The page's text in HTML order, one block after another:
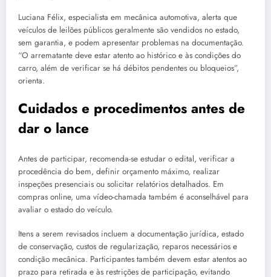
Luciana Félix, especialista em mecânica automotiva, alerta que
veículos de leilões públicos geralmente são vendidos no estado,
sem garantia, e podem apresentar problemas na documentação.
“O arrematante deve estar atento ao histórico e às condições do
carro, além de verificar se há débitos pendentes ou bloqueios”,
orienta.
Cuidados e procedimentos antes de
dar o lance
Antes de participar, recomenda-se estudar o edital, verificar a
procedência do bem, definir orçamento máximo, realizar
inspeções presenciais ou solicitar relatórios detalhados. Em
compras online, uma vídeo-chamada também é aconselhável para
avaliar o estado do veículo.
Itens a serem revisados incluem a documentação jurídica, estado
de conservação, custos de regularização, reparos necessários e
condição mecânica. Participantes também devem estar atentos ao
prazo para retirada e às restrições de participação, evitando